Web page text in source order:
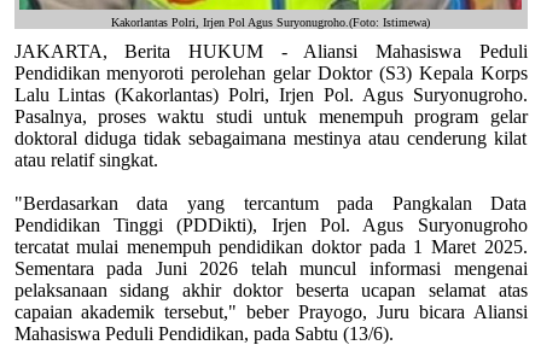
Kakorlantas Polri, Irjen Pol Agus Suryonugroho.(Foto: Istimewa)
JAKARTA, Berita HUKUM - Aliansi Mahasiswa Peduli
Pendidikan menyoroti perolehan gelar Doktor (S3) Kepala Korps
Lalu Lintas (Kakorlantas) Polri, Irjen Pol. Agus Suryonugroho.
Pasalnya, proses waktu studi untuk menempuh program gelar
doktoral diduga tidak sebagaimana mestinya atau cenderung kilat
atau relatif singkat.
"Berdasarkan data yang tercantum pada Pangkalan Data
Pendidikan Tinggi (PDDikti), Irjen Pol. Agus Suryonugroho
tercatat mulai menempuh pendidikan doktor pada 1 Maret 2025.
Sementara pada Juni 2026 telah muncul informasi mengenai
pelaksanaan sidang akhir doktor beserta ucapan selamat atas
capaian akademik tersebut," beber Prayogo, Juru bicara Aliansi
Mahasiswa Peduli Pendidikan, pada Sabtu (13/6).